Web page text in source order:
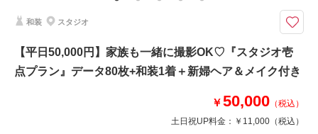
和装 スタジオ
【平日50,000円】家族も一緒に撮影OK♡『スタジオ壱
点プラン』データ80枚+和装1着＋新婦ヘア＆メイク付き
￥50,000 （税込）
土日祝UP料金： ￥11,000 （税込）